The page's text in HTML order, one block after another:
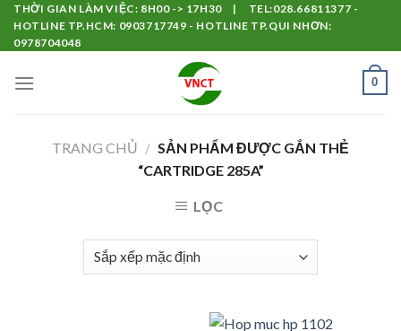
Skip
content
THỜI GIAN LÀM VIỆC: 8H00 -> 17H30 | TEL:028.66811377 -
HOTLINE TP.HCM: 0903717749 - HOTLINE TP.QUI NHƠN:
0978704048
0
TRANG CHỦ / SẢN PHẨM ĐƯỢC GẮN THẺ
“CARTRIDGE 285A”
LỌC